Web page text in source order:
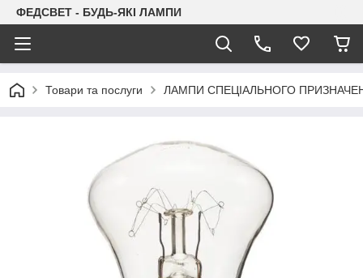
ФЕДСВЕТ - БУДЬ-ЯКІ ЛАМПИ
Товари та послуги ЛАМПИ СПЕЦІАЛЬНОГО